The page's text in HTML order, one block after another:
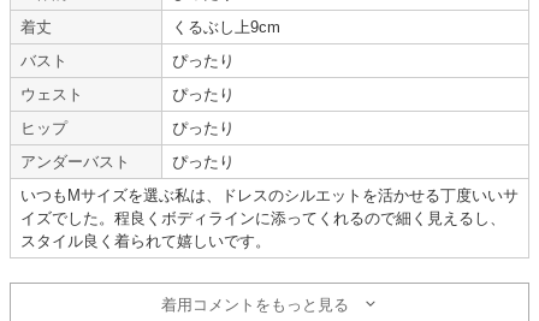
年齢 : 20代後半
身長 :
体重 : 50～54kg
体型 :標準
サイズ :ぴったり
使用時期 :7月
とても可愛いドレスをお手頃な値段で、レンタルすることが出来て大満足で
す。
1週間レンタル、返却はコンビニ持ち込みOKなど、お値段以上なシステム大
変助かりました。
着丈
くるぶし上9cm
バスト
ぴったり
ウェスト
ぴったり
ヒップ
ぴったり
アンダーバスト
ぴったり
いつもMサイズを選ぶ私は、ドレスのシルエットを活かせる丁度いいサ
イズでした。程良くボディラインに添ってくれるので細く見えるし、
スタイル良く着られて嬉しいです。
着用コメントをもっと見る